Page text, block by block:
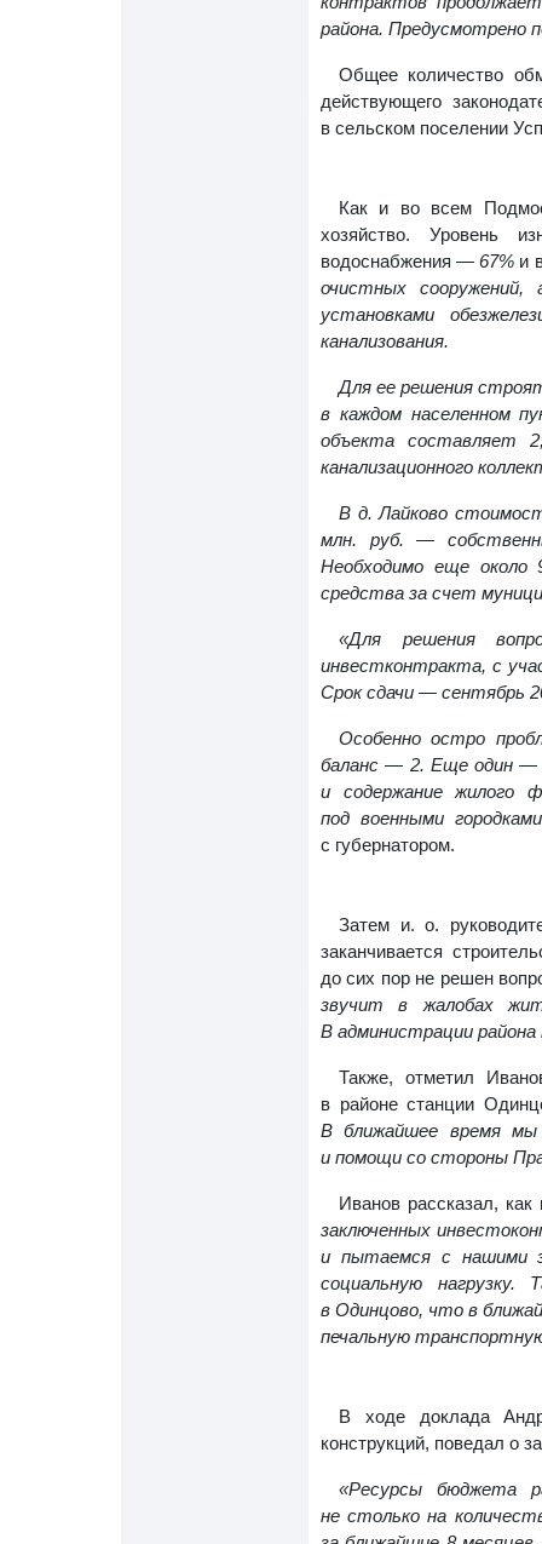
района. Предусмотрено
Общее количество
действующего
в сельском поселении
Как и во всем
хозяйство. Уровень
водоснабжения —67% и
очистных сооружений,
установками
канализования.
Для ее решения
в каждом населенном
объекта составляет
канализационного
В д. Лайково
млн. руб. —
Необходимо еще около
средства за счет
«Для решения
инвестконтракта, с
Срок сдачи — сентябрь
Особенно остро
баланс — 2. Еще один —
и содержание жилого
под военными
с губернатором.
Затем и. о.
заканчивается
до сих пор не решен
звучит в жалобах
В администрации
Также, отметил
в районе станции
В ближайшее время мы
и помощи со стороны
Иванов рассказал,
заключенных
и пытаемся с нашими
социальную нагрузку.
в Одинцово, что в
печальную
В ходе доклада
конструкций, поведал о
«Ресурсы бюджета
не столько на